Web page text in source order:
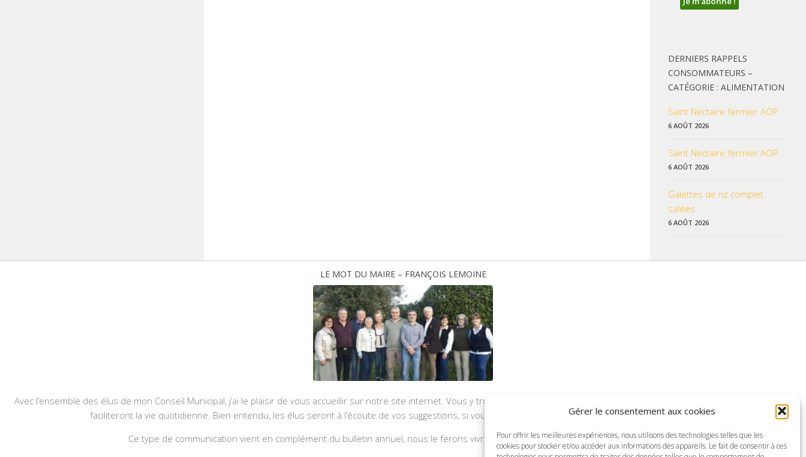
Gérer le consentement aux cookies
Pour offrir les meilleures expériences, nous utilisons des technologies telles que les
cookies pour stocker et/ou accéder aux informations des appareils. Le fait de consentir à ces
DERNIERS RAPPELS
CONSOMMATEURS –
CATÉGORIE : ALIMENTATION
Saint Nectaire fermier AOP
6 AOÛT 2026
Saint Nectaire fermier AOP
6 AOÛT 2026
Galettes de riz complet
salées
6 AOÛT 2026
LE MOT DU MAIRE – FRANÇOIS LEMOINE
Avec l’ensemble des élus de mon Conseil Municipal, j’ai le plaisir de vous accueillir sur notre site internet. Vous y trouverez les données pratiques, les liens utiles et les informations qui vous
faciliteront la vie quotidienne. Bien entendu, les élus seront à l’écoute de vos suggestions, si vous souhaitez enrichir nos rubriques ou nos informations.
Ce type de communication vient en complément du bulletin annuel, nous le ferons vivre et il sera actualisé pour mieux vous informer.